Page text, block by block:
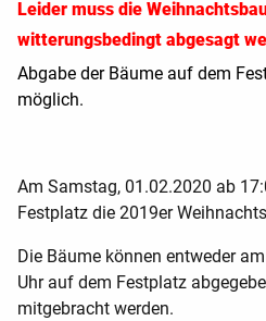
Leider muss die
witterungsbedingt abgesagt
Abgabe der Bäume auf dem
möglich.
Am Samstag, 01.02.2020 ab
Festplatz die 2019er
Die Bäume können entweder
Uhr auf dem Festplatz
mitgebracht werden.